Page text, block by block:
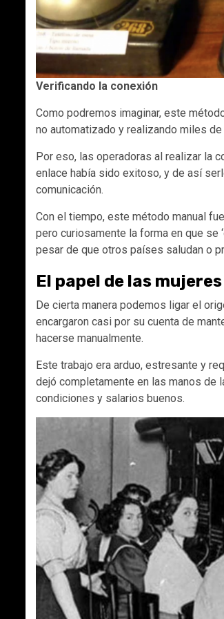
Verificando la conexión
Como podremos imaginar, este
no automatizado y realizando miles
Por eso, las operadoras al realizar la
enlace había sido exitoso, y de así
comunicación.
Con el tiempo, este método manual
pero curiosamente la forma en que se
pesar de que otros países saludan o
El papel de las mujeres
De cierta manera podemos ligar el
encargaron casi por su cuenta de
hacerse manualmente.
Este trabajo era arduo, estresante y
dejó completamente en las manos de
condiciones y salarios buenos.